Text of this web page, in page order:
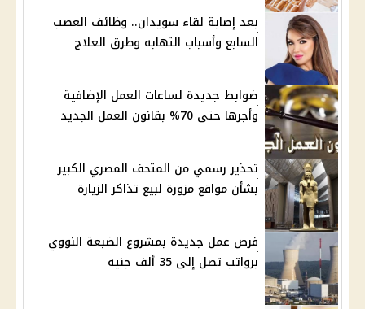
بعد إصابة لقاء سويدان.. وظائف العصب
السابع وأسباب التهابه وطرق العلاج
ضوابط جديدة لساعات العمل الإضافية
وأجرها حتى 70% بقانون العمل الجديد
تحذير رسمي من المتحف المصري الكبير
بشأن مواقع مزورة لبيع تذاكر الزيارة
فرص عمل جديدة بمشروع الضبعة النووي
برواتب تصل إلى 35 ألف جنيه